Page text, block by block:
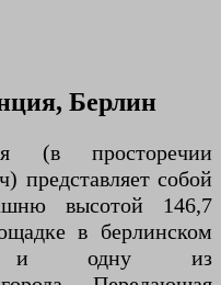
Берлин
(в просторечии
представляет собой
высотой 146,7
в берлинском
и одну из